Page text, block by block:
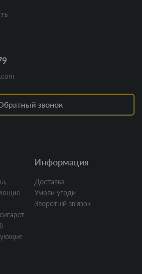
звонок
Информация
Доставка
Умови угоди
Зворотній звʼязок